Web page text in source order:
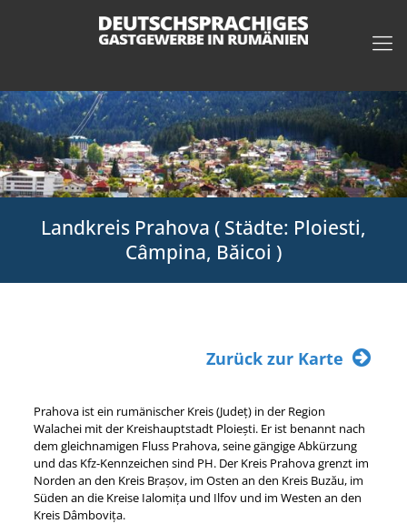
Landkreis Prahova ( Städte: Ploiesti,
Câmpina, Băicoi )
Zurück zur Karte
Prahova ist ein rumänischer Kreis (Județ) in der Region
Walachei mit der Kreishauptstadt Ploiești. Er ist benannt nach
dem gleichnamigen Fluss Prahova, seine gängige Abkürzung
und das Kfz-Kennzeichen sind PH. Der Kreis Prahova grenzt im
Norden an den Kreis Brașov, im Osten an den Kreis Buzău, im
Süden an die Kreise Ialomița und Ilfov und im Westen an den
Kreis Dâmbovița.